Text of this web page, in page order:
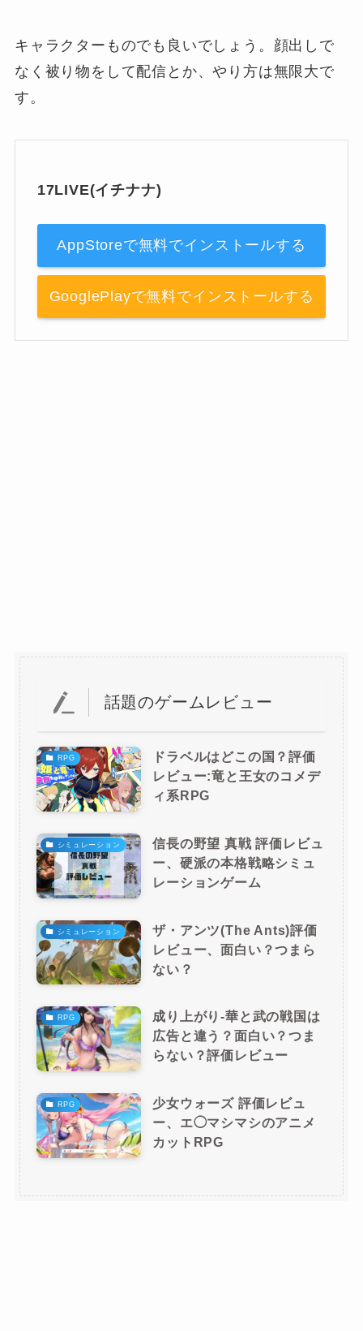
キャラクターものでも良いでしょう。顔出しで
なく被り物をして配信とか、やり方は無限大で
す。
17LIVE(イチナナ)
AppStoreで無料でインストールする
GooglePlayで無料でインストールする
話題のゲームレビュー
RPG
ドラベルはどこの国？評価
レビュー:竜と王女のコメデ
ィ系RPG
シミュレーション
信長の野望 真戦 評価レビュ
ー、硬派の本格戦略シミュ
レーションゲーム
シミュレーション
ザ・アンツ(The Ants)評価
レビュー、面白い？つまら
ない？
RPG
成り上がり-華と武の戦国は
広告と違う？面白い？つま
らない？評価レビュー
RPG
少女ウォーズ 評価レビュ
ー、エ◯マシマシのアニメ
カットRPG